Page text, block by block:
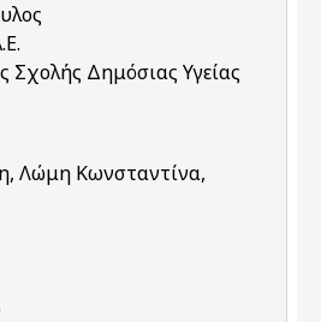
Σχολής Δημόσιας Υγείας
Λώμη Κωνσταντίνα,